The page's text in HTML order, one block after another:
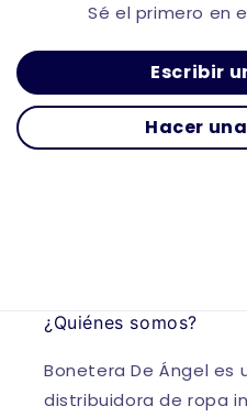
Sé el primero en
Escribir
Hacer
¿Quiénes somos?
Bonetera De Ángel es
distribuidora de ropa